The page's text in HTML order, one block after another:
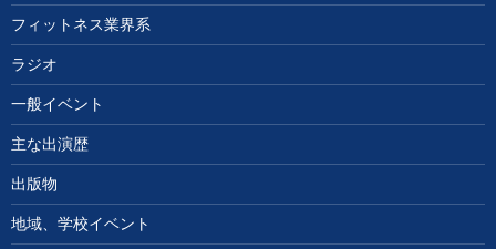
フィットネス業界系
ラジオ
一般イベント
主な出演歴
出版物
地域、学校イベント